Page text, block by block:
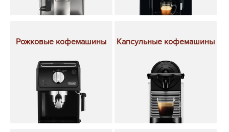
Рожковые кофемашины Капсульные кофемашины